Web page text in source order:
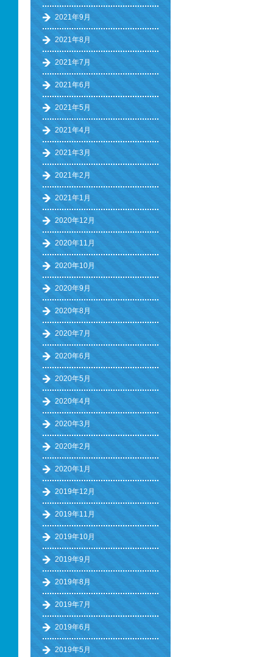
2021年9月
2021年8月
2021年7月
2021年6月
2021年5月
2021年4月
2021年3月
2021年2月
2021年1月
2020年12月
2020年11月
2020年10月
2020年9月
2020年8月
2020年7月
2020年6月
2020年5月
2020年4月
2020年3月
2020年2月
2020年1月
2019年12月
2019年11月
2019年10月
2019年9月
2019年8月
2019年7月
2019年6月
2019年5月